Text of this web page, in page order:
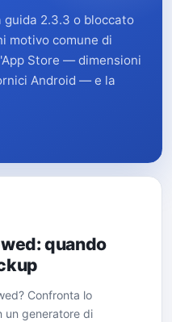
2.3.3 o bloccato
motivo comune di
Store — dimensioni
Android — e la
quando
Confronta lo
un generatore di